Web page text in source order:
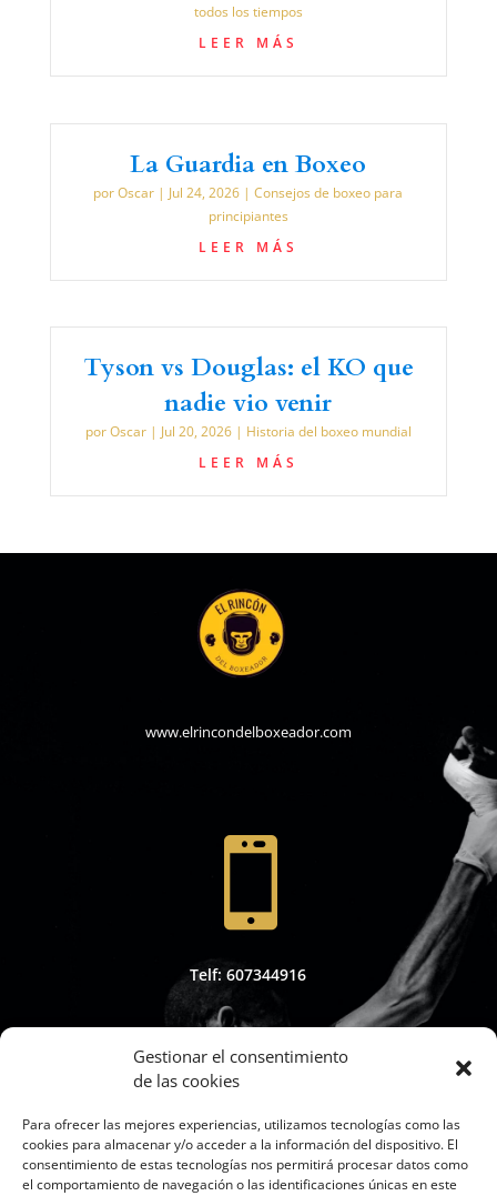
Gestionar el consentimiento
de las cookies
Para ofrecer las mejores experiencias, utilizamos tecnologías como las
cookies para almacenar y/o acceder a la información del dispositivo. El
consentimiento de estas tecnologías nos permitirá procesar datos como
el comportamiento de navegación o las identificaciones únicas en este
todos los tiempos
LEER MÁS
La Guardia en Boxeo
porOscar | Jul 24, 2026 |Consejos de boxeo para
principiantes
LEER MÁS
Tyson vs Douglas: el KO que
nadie vio venir
porOscar| Jul 20, 2026| Historia del boxeo mundial
LEER MÁS
www.elrincondelboxeador.com

Telf: 607344916
